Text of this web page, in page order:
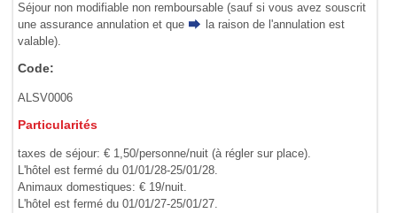
Séjour non modifiable non remboursable (sauf si vous avez souscrit
une assurance annulation et que
la raison de l'annulation est
valable).
Code:
ALSV0006
Particularités
taxes de séjour: € 1,50/personne/nuit (à régler sur place).
L'hôtel est fermé du 01/01/28-25/01/28.
Animaux domestiques: € 19/nuit.
L'hôtel est fermé du 01/01/27-25/01/27.